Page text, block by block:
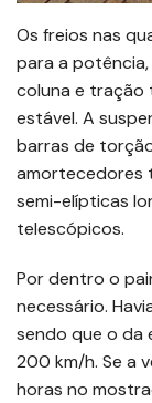
Os freios nas
para a
coluna e tração
estável. A
barras de
amortecedores
semi-elípticas
telescópicos.
Por dentro o
necessário.
sendo que o da
200 km/h. Se a
horas no